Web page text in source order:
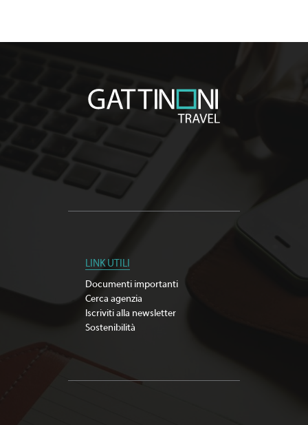
LINK UTILI
Documenti importanti
Cerca agenzia
Iscriviti alla newsletter
Sostenibilità